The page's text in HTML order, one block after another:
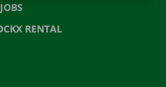
JOBS
RENTAL